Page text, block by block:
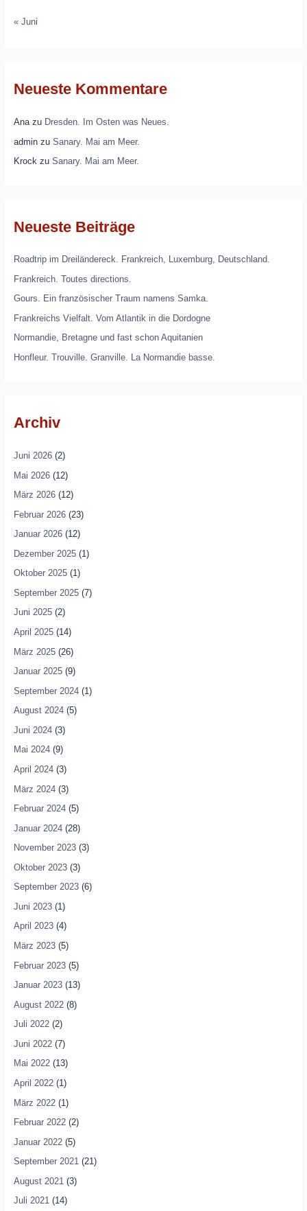
« Juni
Neueste Kommentare
Anazu Dresden. Im Osten was Neues.
adminzu Sanary. Mai am Meer.
Krockzu Sanary. Mai am Meer.
Neueste Beiträge
Roadtrip im Dreiländereck. Frankreich, Luxemburg, Deutschland.
Frankreich. Toutes directions.
Gours. Ein französischer Traum namens Samka.
Frankreichs Vielfalt. Vom Atlantik in die Dordogne
Normandie, Bretagne und fast schon Aquitanien
Honfleur. Trouville. Granville. La Normandie basse.
Archiv
Juni 2026(2)
Mai 2026(12)
März 2026(12)
Februar 2026(23)
Januar 2026(12)
Dezember 2025(1)
Oktober 2025(1)
September 2025(7)
Juni 2025(2)
April 2025(14)
März 2025(26)
Januar 2025(9)
September 2024(1)
August 2024(5)
Juni 2024(3)
Mai 2024(9)
April 2024(3)
März 2024(3)
Februar 2024(5)
Januar 2024(28)
November 2023(3)
Oktober 2023(3)
September 2023(6)
Juni 2023(1)
April 2023(4)
März 2023(5)
Februar 2023(5)
Januar 2023(13)
August 2022(8)
Juli 2022(2)
Juni 2022(7)
Mai 2022(13)
April 2022(1)
März 2022(1)
Februar 2022(2)
Januar 2022(5)
September 2021(21)
August 2021 (3)
Juli 2021(14)